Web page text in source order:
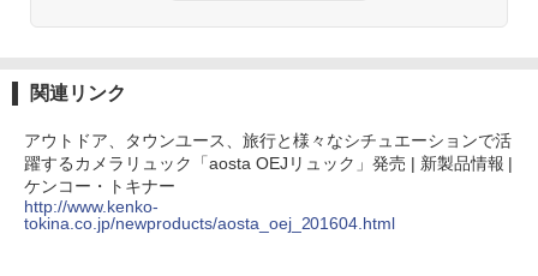
関連リンク
アウトドア、タウンユース、旅行と様々なシチュエーションで活
躍するカメラリュック「aosta OEJリュック」発売 | 新製品情報 |
ケンコー・トキナー
http://www.kenko-
tokina.co.jp/newproducts/aosta_oej_201604.html